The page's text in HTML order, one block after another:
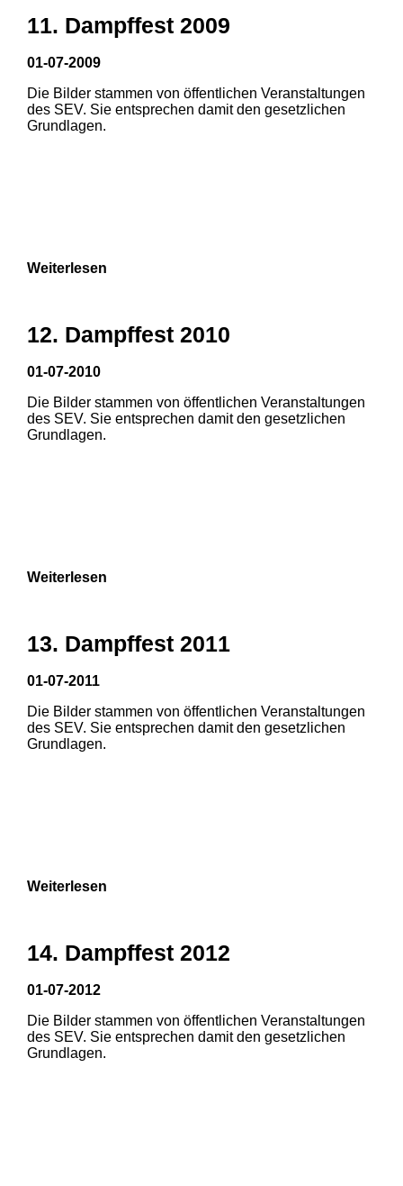
1 2 3
1 2 3
1 2 3
1 2 3
11. Dampffest 2009
01-07-2009
Die Bilder stammen von öffentlichen Veranstaltungen
des SEV. Sie entsprechen damit den gesetzlichen
Grundlagen.
Weiterlesen
12. Dampffest 2010
01-07-2010
Die Bilder stammen von öffentlichen Veranstaltungen
des SEV. Sie entsprechen damit den gesetzlichen
Grundlagen.
Weiterlesen
13. Dampffest 2011
01-07-2011
Die Bilder stammen von öffentlichen Veranstaltungen
des SEV. Sie entsprechen damit den gesetzlichen
Grundlagen.
Weiterlesen
14. Dampffest 2012
01-07-2012
Die Bilder stammen von öffentlichen Veranstaltungen
des SEV. Sie entsprechen damit den gesetzlichen
Grundlagen.